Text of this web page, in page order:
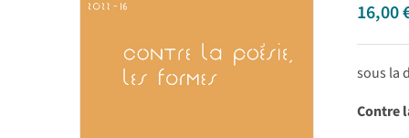
16,00
sous la
Contre